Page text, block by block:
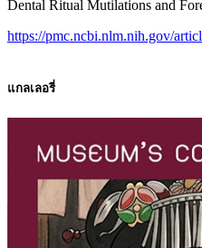
https://pmc.ncbi.nlm.nih.gov/